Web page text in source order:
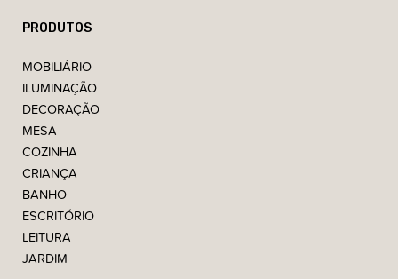
PRODUTOS
MOBILIÁRIO
ILUMINAÇÃO
DECORAÇÃO
MESA
COZINHA
CRIANÇA
BANHO
ESCRITÓRIO
LEITURA
JARDIM